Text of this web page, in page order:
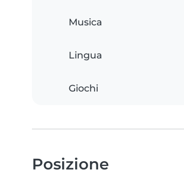
Musica
Lingua
Giochi
Posizione